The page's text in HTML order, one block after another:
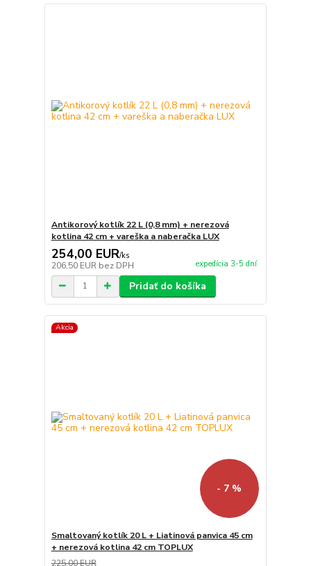
Antikorový kotlík 22 L (0,8 mm) + nerezová
kotlina 42 cm + vareška a naberačka LUX
254,00 EUR/ks
206,50 EUR bez DPH expedícia 3-5 dní
Pridať do košíka
Akcia
- 7 %
Smaltovaný kotlík 20 L + Liatinová panvica 45 cm
+ nerezová kotlina 42 cm TOPLUX
225,00 EUR